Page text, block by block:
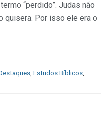
“perdido”. Judas não
quisera. Por isso ele era o
Estudos Bíblicos